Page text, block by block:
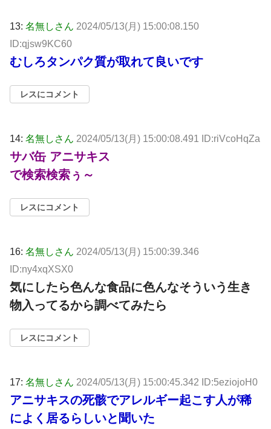
13: 名無しさん 2024/05/13(月) 15:00:08.150
ID:qjsw9KC60
むしろタンパク質が取れて良いです
レスにコメント
14: 名無しさん 2024/05/13(月) 15:00:08.491 ID:riVcoHqZa
サバ缶 アニサキス
で検索検索ぅ～
レスにコメント
16: 名無しさん 2024/05/13(月) 15:00:39.346
ID:ny4xqXSX0
気にしたら色んな食品に色んなそういう生き
物入ってるから調べてみたら
レスにコメント
17: 名無しさん 2024/05/13(月) 15:00:45.342 ID:5eziojoH0
アニサキスの死骸でアレルギー起こす人が稀
によく居るらしいと聞いた